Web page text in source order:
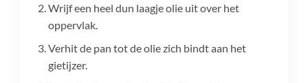
Wrijf een heel dun laagje olie uit over het
oppervlak.
Verhit de pan tot de olie zich bindt aan het
gietijzer.